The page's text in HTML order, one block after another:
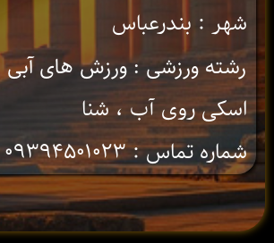
شهر : بندرعباس
رشته ورزشی : ورزش های آبی
اسکی روی آب ، شنا
شماره تماس : ۰۹۳۹۴۵۰۱۰۲۳